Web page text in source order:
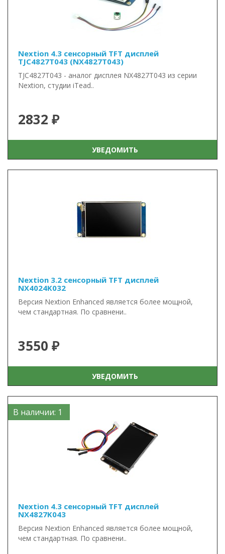
Nextion 4.3 сенсорный TFT дисплей
TJC4827T043 (NX4827T043)
TJC4827T043 - аналог дисплея NX4827T043 из серии
Nextion, студии iTead..
2832 ₽
УВЕДОМИТЬ
Nextion 3.2 сенсорный TFT дисплей
NX4024K032
Версия Nextion Enhanced является более мощной,
чем стандартная. По сравнени..
3550 ₽
УВЕДОМИТЬ
В наличии: 1
Nextion 4.3 сенсорный TFT дисплей
NX4827K043
Версия Nextion Enhanced является более мощной,
чем стандартная. По сравнени..